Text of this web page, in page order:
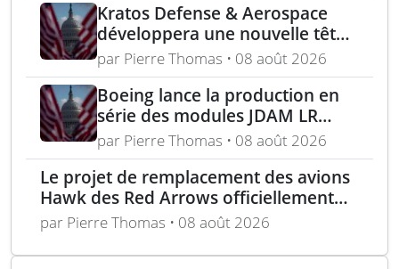
Kratos Defense & Aerospace
développera une nouvelle tête
chercheuse pour les missiles
FGM-148 Javelin
par Pierre Thomas • 08 août 2026
Boeing lance la production en
série des modules JDAM LR
pour frappes de précision
longue portée
par Pierre Thomas • 08 août 2026
Le projet de remplacement des avions
Hawk des Red Arrows officiellement
lancé
par Pierre Thomas • 08 août 2026